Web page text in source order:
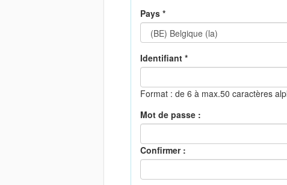
Pays *
Identifiant *
Format : de 6 à max.50 caractères
Mot de passe :
Confirmer :